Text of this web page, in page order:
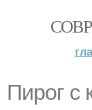
Пирог с